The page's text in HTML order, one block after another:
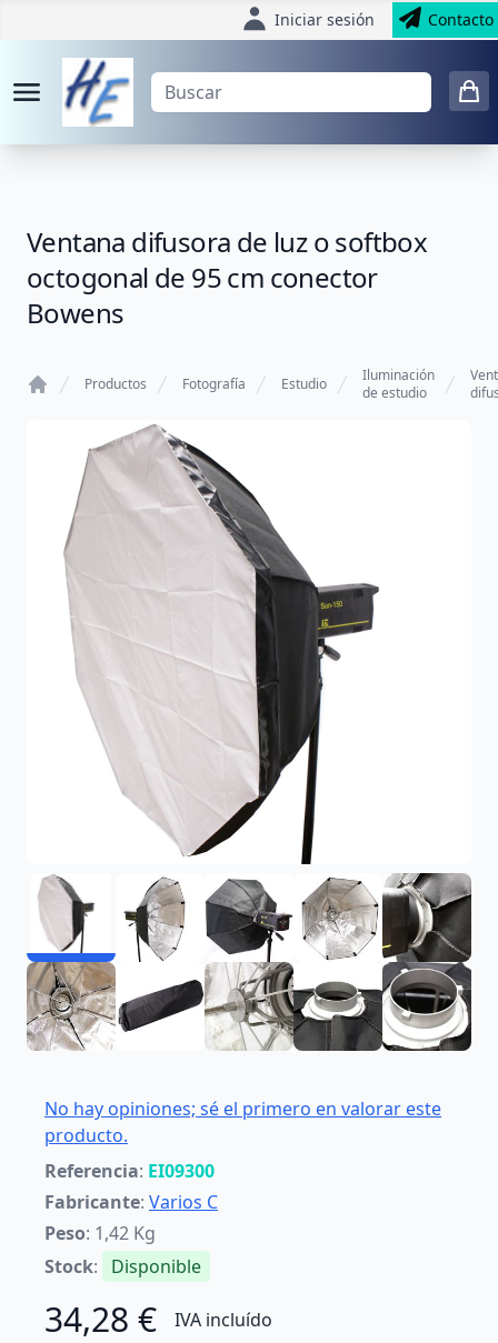
Iniciar sesión Contacto
Ventana difusora de luz o softbox
octogonal de 95 cm conector
Bowens
Productos Fotografía Estudio
Iluminación
de estudio
No hay opiniones; sé el primero en valorar este
producto.
Referencia: EI09300
Fabricante: Varios C
Peso: 1,42 Kg
Stock: Disponible
34,28 € IVA incluído